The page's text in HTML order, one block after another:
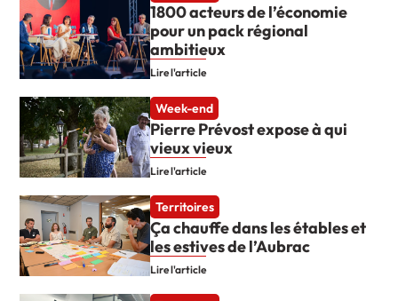
1800 acteurs de l’économie
pour un pack régional
ambitieux
Lire l'article
Week-end
Pierre Prévost expose à qui
vieux vieux
Lire l'article
Territoires
Ça chauffe dans les étables et
les estives de l’Aubrac
Lire l'article